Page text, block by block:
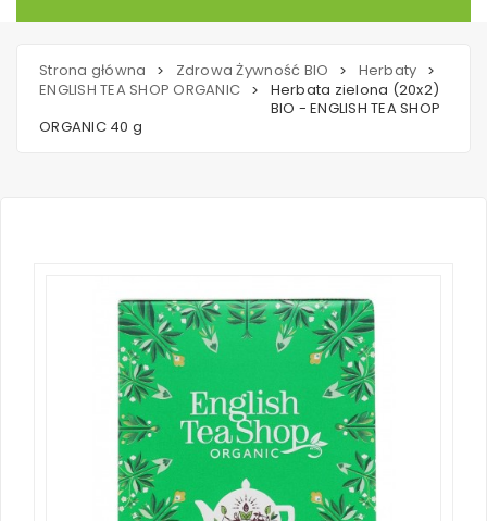
Strona główna > Zdrowa Żywność BIO > Herbaty >
ENGLISH TEA SHOP ORGANIC >
Herbata zielona (20x2)
BIO - ENGLISH TEA SHOP
ORGANIC 40 g